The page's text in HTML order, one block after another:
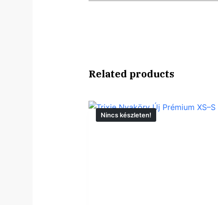
Related products
Nincs készleten!